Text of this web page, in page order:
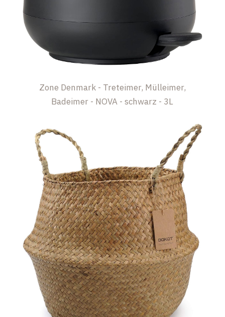
Zone Denmark - Treteimer, Mülleimer,
Badeimer - NOVA - schwarz - 3L